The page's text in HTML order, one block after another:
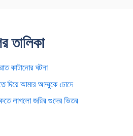
তালিকা
কাটানোর ঘটনা
দিয়ে আমার আম্মুকে চোদে
লাগলো জরির গুদের ভিতর